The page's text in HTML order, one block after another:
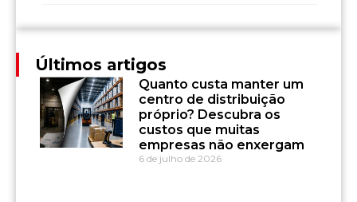
Últimos artigos
Quanto custa manter um
centro de distribuição
próprio? Descubra os
custos que muitas
empresas não enxergam
6 de julho de 2026